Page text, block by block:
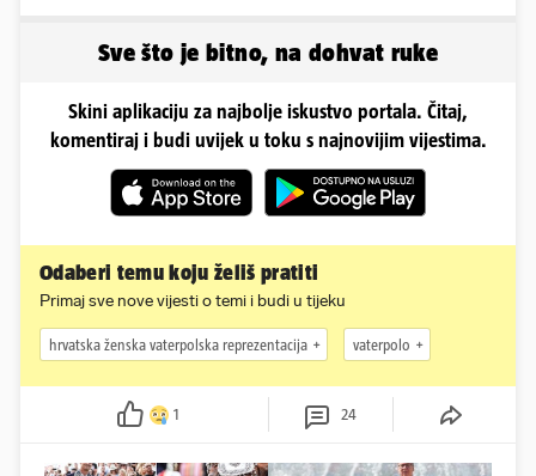
Sve što je bitno, na dohvat ruke
Skini aplikaciju za najbolje iskustvo portala. Čitaj,
komentiraj i budi uvijek u toku s najnovijim vijestima.
Odaberi temu koju želiš pratiti
Primaj sve nove vijesti o temi i budi u tijeku
hrvatska ženska vaterpolska reprezentacija vaterpolo
1 24